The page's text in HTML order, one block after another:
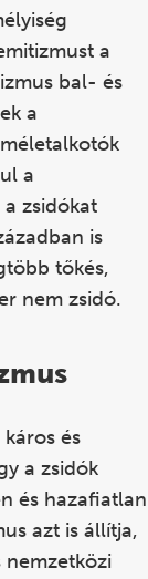
a
bal- és
a
a
zsidókat
is
tőkés,
nem zsidó.
és
a zsidók
és hazafiatlan
azt is állítja,
nemzetközi